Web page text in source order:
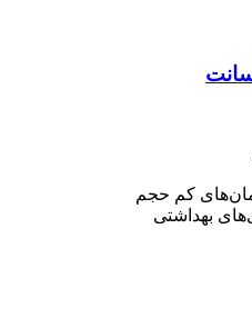
کم حجم
بهداشتی